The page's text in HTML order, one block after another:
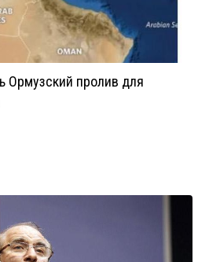
Ормузский пролив для